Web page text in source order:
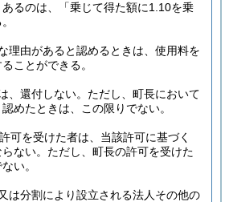
あるのは、「乗じて得た額に1.10を乗
理由があると認めるときは、使用料を
ことができる。
、還付しない。 ただし、町長において
めたときは、この限りでない。
可を受けた者は、当該許可に基づく
ない。 ただし、町長の許可を受けた
い。
は分割により設立される法人その他の